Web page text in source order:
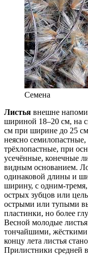
Семена
Листья внешне
шириной 18–20 см, на
см при ширине до 25
неясно
трёхлопастные, при
усечённые, конечные
вид­ным основанием.
одинаковой длины и
ширину, с одним-
острых зубцов или
острыми или тупыми
пластинки, но более
Весной молодые
тончайшими, жёсткими
концу лета листья
Прилистники средней